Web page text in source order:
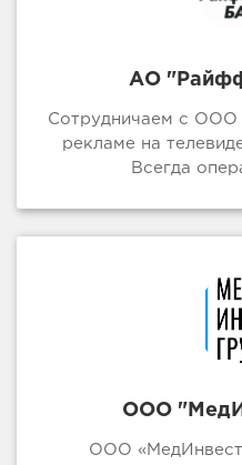
АО
Сотрудничаем с ООО
рекламе на
Всегда
ООО
ООО